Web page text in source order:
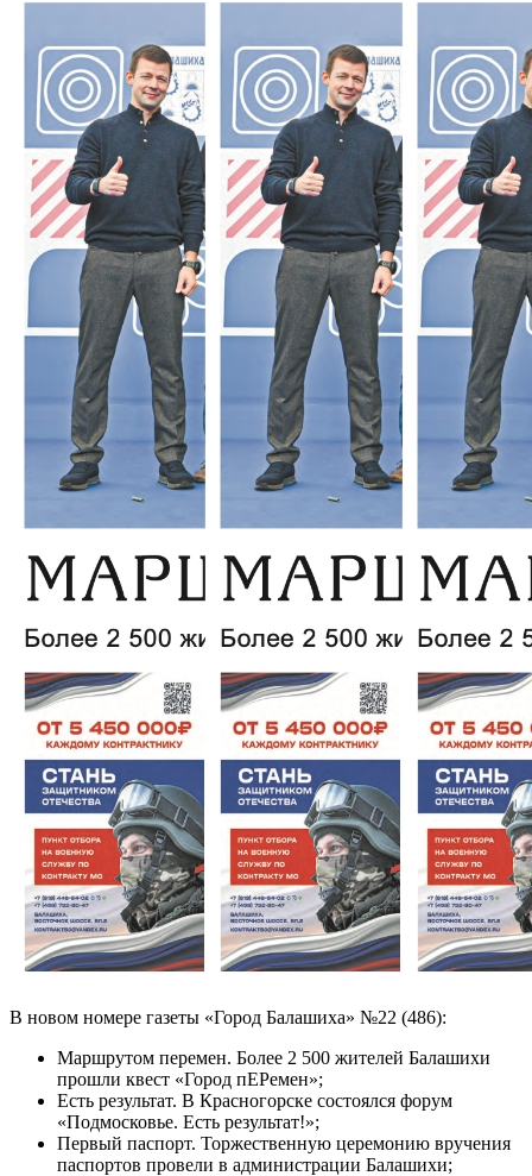
В новом номере газеты «Город Балашиха» №22 (486):
Маршрутом перемен. Более 2 500 жителей Балашихи
прошли квест «Город пЕРемен»;
Есть результат. В Красногорске состоялся форум
«Подмосковье. Есть результат!»;
Первый паспорт. Торжественную церемонию вручения
паспортов провели в администрации Балашихи;